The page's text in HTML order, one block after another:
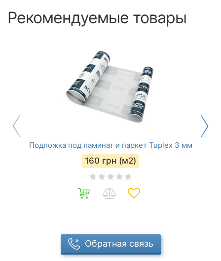
Рекомендуемые товары
Подложка под ламинат и паркет Tuplex 3 мм
160 грн (м2)
Обратная связь